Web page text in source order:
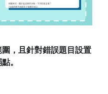
，且針對錯誤題目設置
。